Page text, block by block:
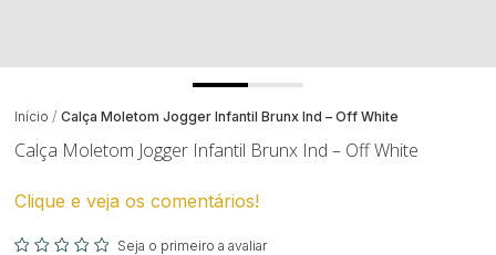
Início Calça Moletom Jogger Infantil Brunx Ind – Off White
Calça Moletom Jogger Infantil Brunx Ind – Off White
Clique e veja os comentários!
Seja o primeiro a avaliar